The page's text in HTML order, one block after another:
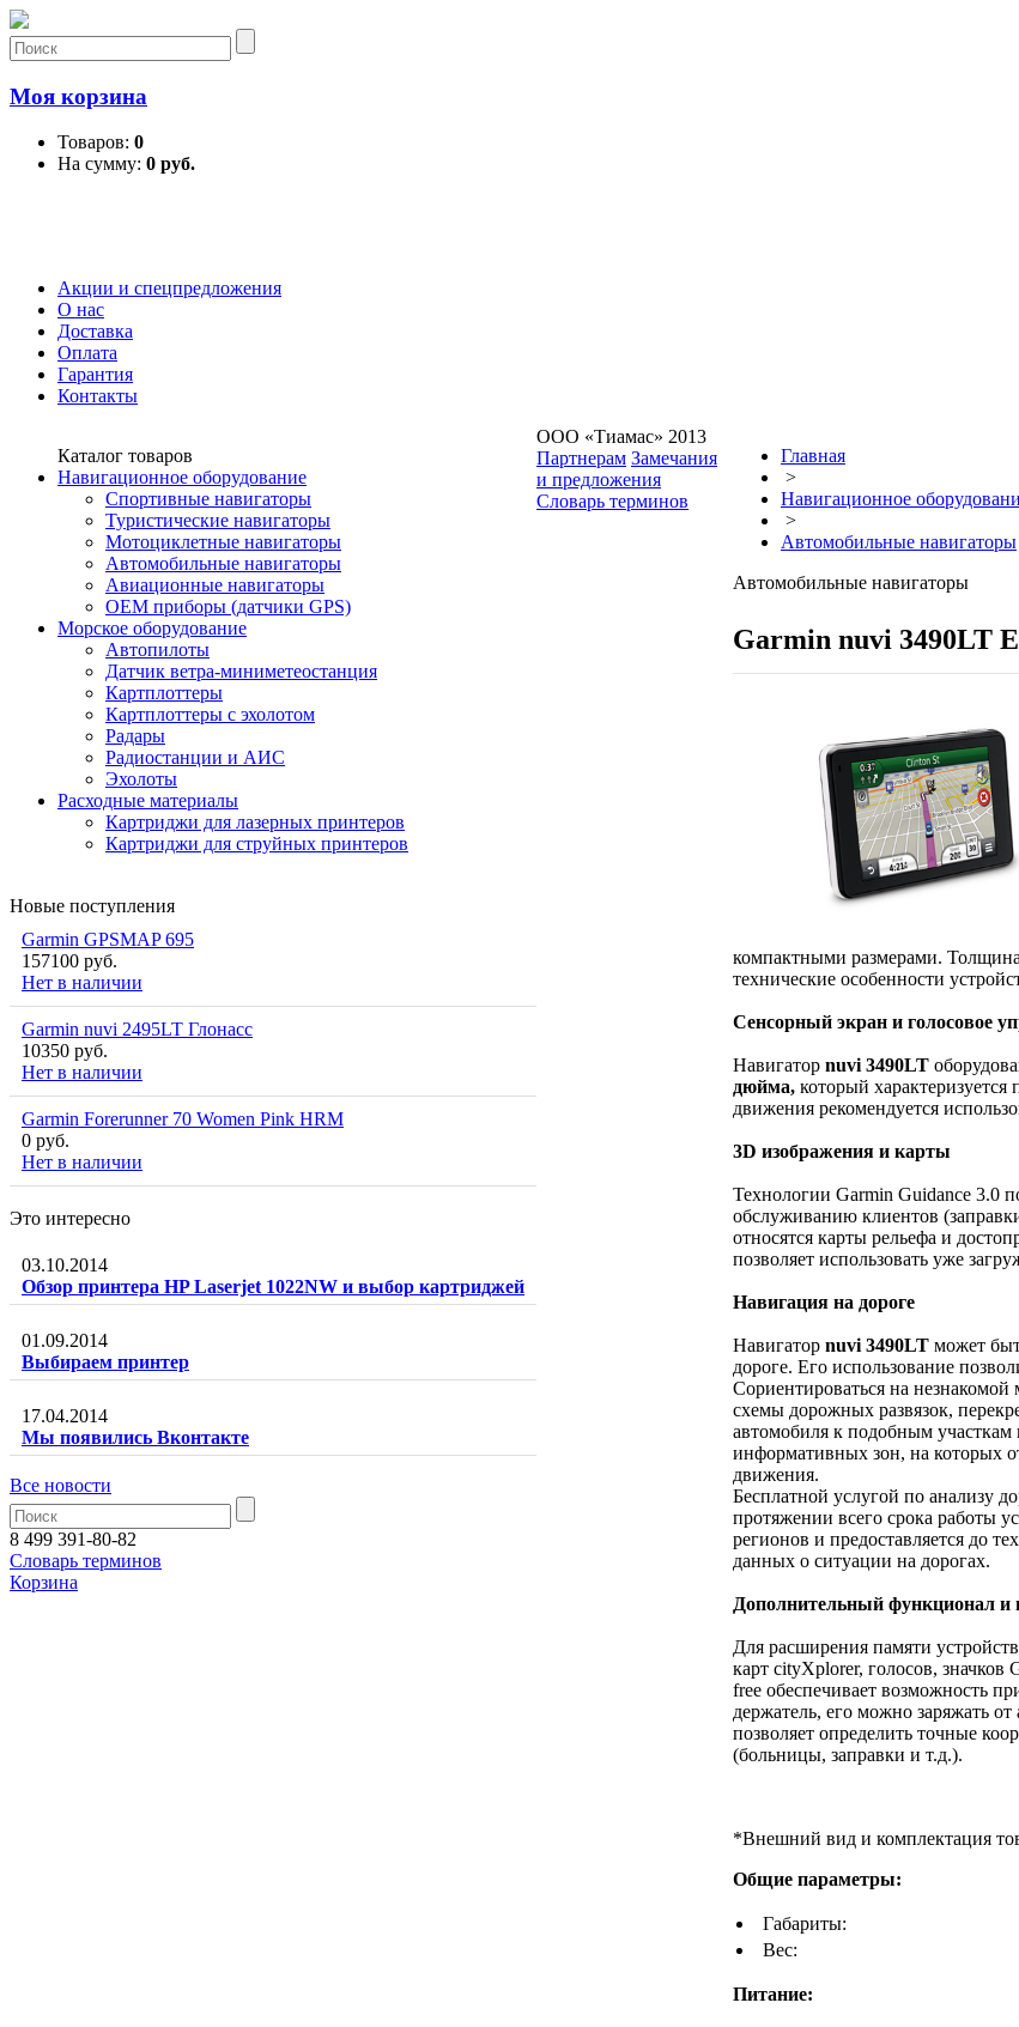
Моя корзина
Товаров: 0
На сумму: 0 руб.
Акции и спецпредложения
О нас
Доставка
Оплата
Гарантия
Контакты
Каталог товаров
Навигационное оборудование
Спортивные навигаторы
Туристические навигаторы
Мотоциклетные навигаторы
Автомобильные навигаторы
Авиационные навигаторы
OEM приборы (датчики GPS)
Морское оборудование
Автопилоты
Датчик ветра-миниметеостанция
Картплоттеры
Картплоттеры с эхолотом
Радары
Радиостанции и АИС
Эхолоты
Расходные материалы
Картриджи для лазерных принтеров
Картриджи для струйных принтеров
Новые поступления
Garmin GPSMAP 695
157100 руб.
Нет в наличии
Garmin nuvi 2495LT Глонасс
10350 руб.
Нет в наличии
Garmin Forerunner 70 Women Pink HRM
0 руб.
Нет в наличии
Это интересно
03.10.2014
Обзор принтера HP Laserjet 1022NW и выбор картриджей
01.09.2014
Выбираем принтер
17.04.2014
Мы появились Вконтакте
Все новости
Главная
>
Навигационное
>
Автомобильные навигаторы
Автомобильные навигаторы
Garmin nuvi 3490LT
компактными размерами.
технические особенности
Сенсорный экран и голосовое
Навигатор nuvi 3490LT
дюйма, который
движения рекомендуется
3D изображения и карты
Технологии Garmin Guidance 3.0
обслуживанию клиентов
относятся карты рельефа и
позволяет использовать уже
Навигация на дороге
Навигатор nuvi 3490LT может
дороге. Его использование
Сориентироваться на
схемы дорожных развязок,
автомобиля к подобным участкам
информативных зон, на которых
движения.
Бесплатной услугой по анализу
протяжении всего срока работы
регионов и предоставляется до
данных о ситуации на дорогах.
Дополнительный функционал и
Для расширения памяти
карт cityXplorer, голосов, значков
free обеспечивает возможность
держатель, его можно заряжать
позволяет определить точные
(больницы, заправки и т.д.).
*Внешний вид и комплектация
Общие параметры:
Габариты:
Вес:
Питание:
ООО «Тиамас» 2013
Партнерам Замечания
и предложения
Словарь терминов
8 499 391-80-82
Словарь терминов
Корзина